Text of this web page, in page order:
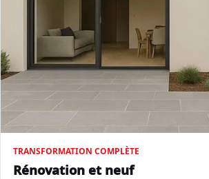
TRANSFORMATION COMPLÈTE
Rénovation et neuf